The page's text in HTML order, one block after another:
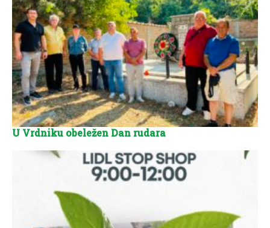
U Vrdniku obeležen Dan rudara